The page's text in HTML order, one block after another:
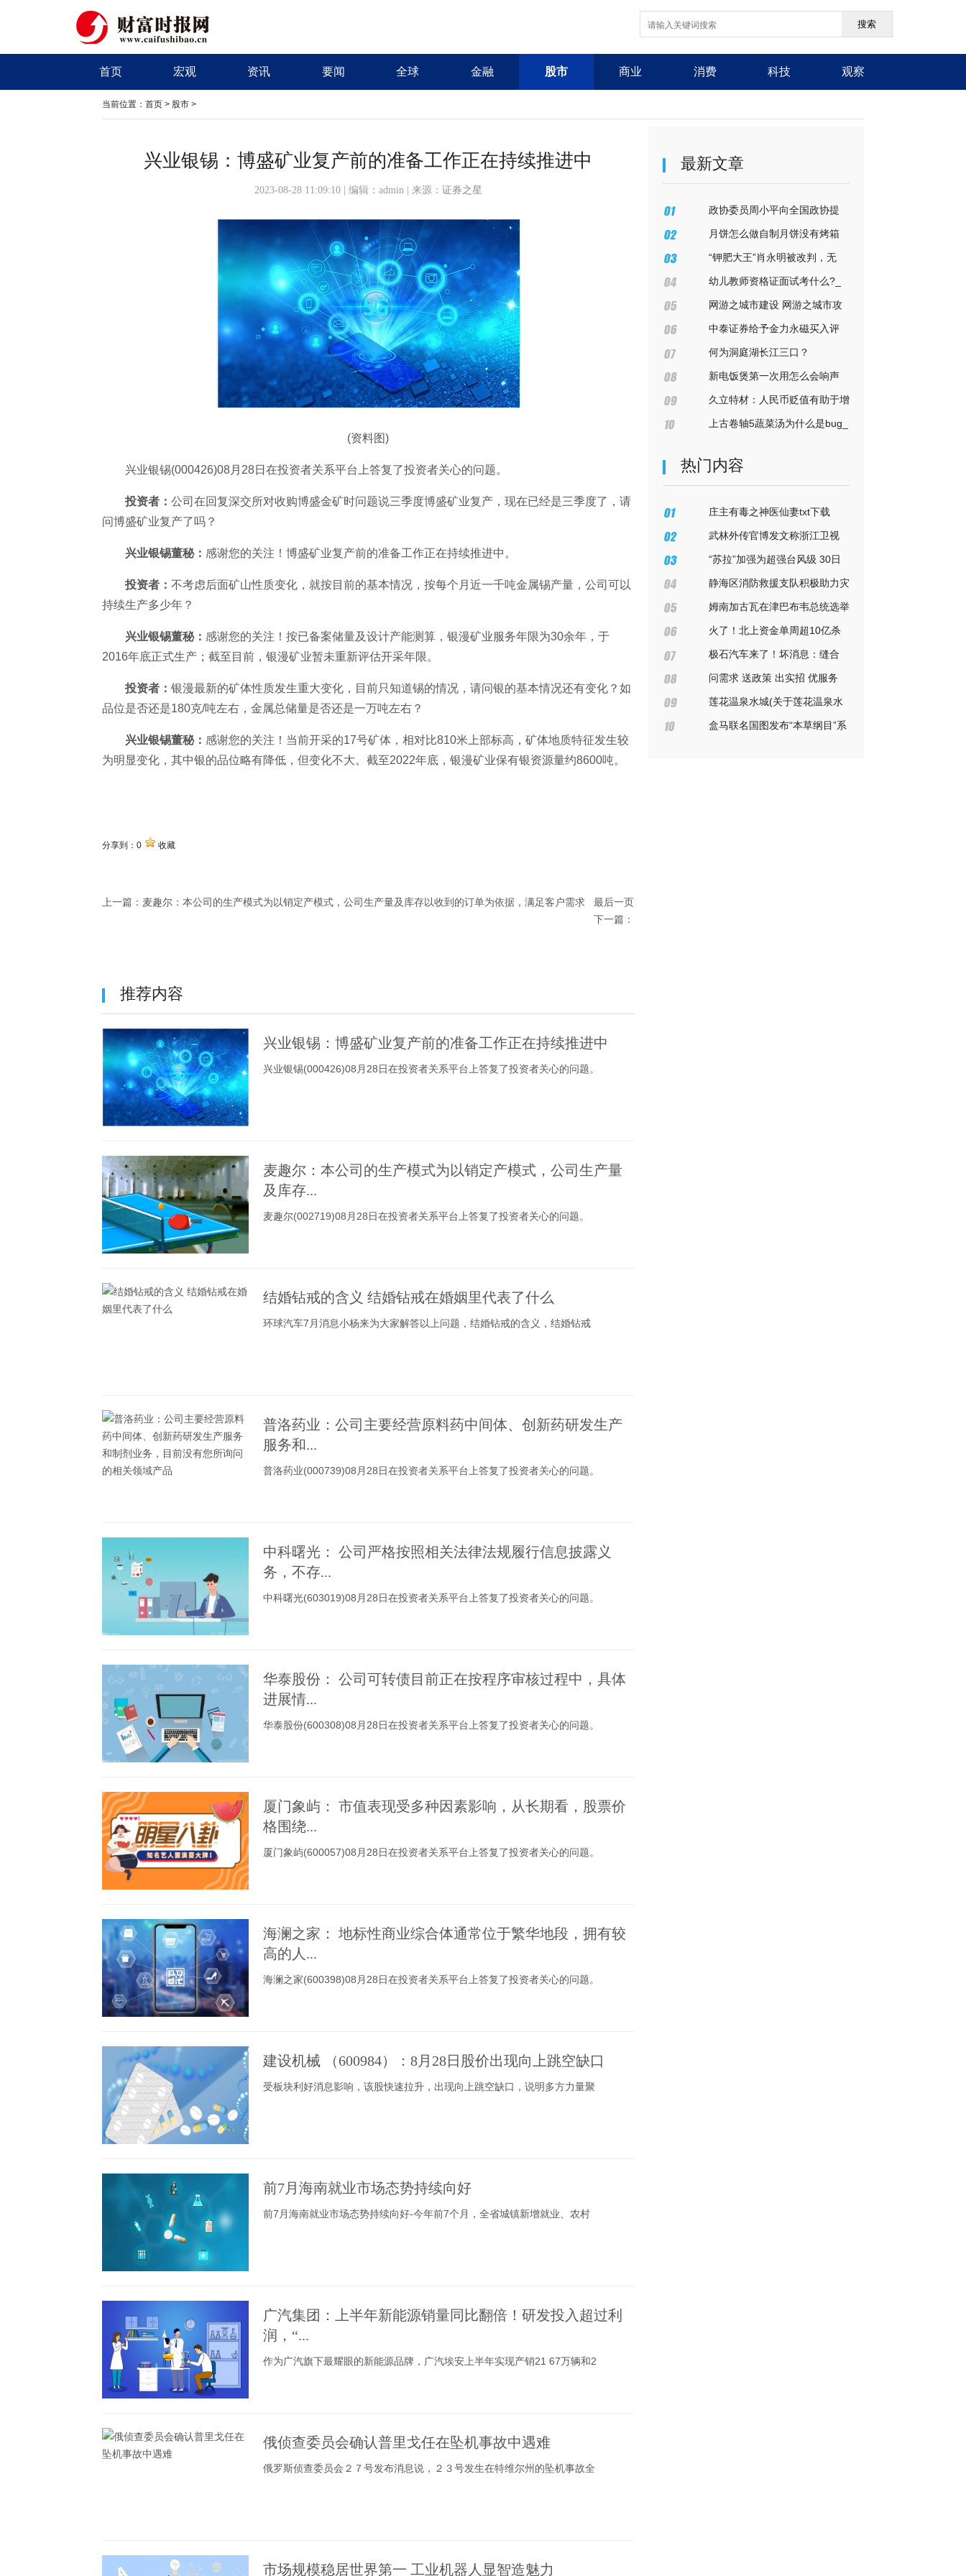
搜索
首页 宏观 资讯 要闻 全球 金融 股市 商业 消费 科技 观察
当前位置： 首页 > 股市 >
兴业银锡：博盛矿业复产前的准备工作正在持续推进中
2023-08-28 11:09:10 | 编辑：admin | 来源： 证券之星
(资料图)
兴业银锡(000426)08月28日在投资者关系平台上答复了投资者关心的问题。
投资者： 公司在回复深交所对收购博盛金矿时问题说三季度博盛矿业复产，现在已经是三季度了，请
问博盛矿业复产了吗？
兴业银锡董秘： 感谢您的关注！博盛矿业复产前的准备工作正在持续推进中。
投资者： 不考虑后面矿山性质变化，就按目前的基本情况，按每个月近一千吨金属锡产量，公司可以
持续生产多少年？
兴业银锡董秘： 感谢您的关注！按已备案储量及设计产能测算，银漫矿业服务年限为30余年，于
2016年底正式生产；截至目前，银漫矿业暂未重新评估开采年限。
投资者： 银漫最新的矿体性质发生重大变化，目前只知道锡的情况，请问银的基本情况还有变化？如
品位是否还是180克/吨左右，金属总储量是否还是一万吨左右？
兴业银锡董秘： 感谢您的关注！当前开采的17号矿体，相对比810米上部标高，矿体地质特征发生较
为明显变化，其中银的品位略有降低，但变化不大。截至2022年底，银漫矿业保有银资源量约8600吨。
分享到： 0 收藏
上一篇： 麦趣尔：本公司的生产模式为以销定产模式，公司生产量及库存以收到的订单为依据，满足客户需求
最后一页
下一篇：
推荐内容
兴业银锡：博盛矿业复产前的准备工作正在持续推进中
兴业银锡(000426)08月28日在投资者关系平台上答复了投资者关心的问题。
麦趣尔：本公司的生产模式为以销定产模式，公司生产量
及库存...
麦趣尔(002719)08月28日在投资者关系平台上答复了投资者关心的问题。
结婚钻戒的含义 结婚钻戒在婚姻里代表了什么
环球汽车7月消息小杨来为大家解答以上问题，结婚钻戒的含义，结婚钻戒
普洛药业：公司主要经营原料药中间体、创新药研发生产
服务和...
普洛药业(000739)08月28日在投资者关系平台上答复了投资者关心的问题。
中科曙光： 公司严格按照相关法律法规履行信息披露义
务，不存...
中科曙光(603019)08月28日在投资者关系平台上答复了投资者关心的问题。
华泰股份： 公司可转债目前正在按程序审核过程中，具体
进展情...
华泰股份(600308)08月28日在投资者关系平台上答复了投资者关心的问题。
厦门象屿： 市值表现受多种因素影响，从长期看，股票价
格围绕...
厦门象屿(600057)08月28日在投资者关系平台上答复了投资者关心的问题。
海澜之家： 地标性商业综合体通常位于繁华地段，拥有较
高的人...
海澜之家(600398)08月28日在投资者关系平台上答复了投资者关心的问题。
建设机械 （600984）：8月28日股价出现向上跳空缺口
受板块利好消息影响，该股快速拉升，出现向上跳空缺口，说明多方力量聚
前7月海南就业市场态势持续向好
前7月海南就业市场态势持续向好-今年前7个月，全省城镇新增就业、农村
广汽集团：上半年新能源销量同比翻倍！研发投入超过利
润，“...
作为广汽旗下最耀眼的新能源品牌，广汽埃安上半年实现产销21 67万辆和2
俄侦查委员会确认普里戈任在坠机事故中遇难
俄罗斯侦查委员会２７号发布消息说，２３号发生在特维尔州的坠机事故全
市场规模稳居世界第一 工业机器人显智造魅力
最新文章
政协委员周小平向全国政协提
案，由于日本国在8.24日未经允许
月饼怎么做自制月饼没有烤箱
（月饼怎么做自制月饼）
“钾肥大王”肖永明被改判，无
罪！幼儿教师资格证面试考什么?_
幼儿教师资格证面试考什么
网游之城市建设 网游之城市攻
中泰证券给予金力永磁买入评
级，2023年半年报点评：业绩环比
修复，新能源汽车领域收入占比达
50%以上
何为洞庭湖长江三口？
新电饭煲第一次用怎么会响声
（新电饭煲第一次用怎么处理）
久立特材：人民币贬值有助于增
加汇兑收益，对出口业务有积极影
上古卷轴5蔬菜汤为什么是bug_
热门内容
庄主有毒之神医仙妻txt下载
（庄主有毒之神医仙妻txt）
武林外传官博发文称浙江卫视
《我们的客栈》节目侵权
“苏拉”加强为超强台风级 30日
夜间掠过台湾岛南部
静海区消防救援支队积极助力灾
后重建工作：企业复工复产 消防安
全送上门
姆南加古瓦在津巴布韦总统选举
中获得连任
火了！北上资金单周超10亿杀
入这只白马股，连续增持12天！
极石汽车来了！坏消息：缝合
怪；好消息：都缝了
问需求 送政策 出实招 优服务
——进贤县以“税引擎”驱动民营经济
发展
莲花温泉水城(关于莲花温泉水
城简述)
盒马联名国图发布“本草纲目”系